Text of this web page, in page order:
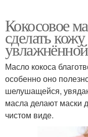
Кокосовое
сделать
увлажнённой
Масло кокоса
особенно оно
шелушащейся,
масла делают маски
чистом виде.